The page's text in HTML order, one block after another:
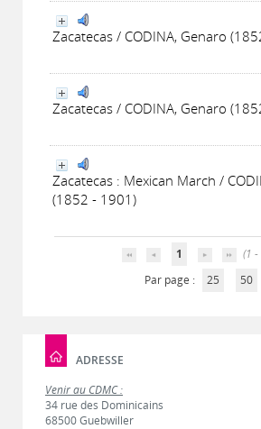
Zacatecas / CODINA, Genaro
Zacatecas / CODINA, Genaro
Zacatecas : Mexican March /
(1852 - 1901)
1
(1
Par page :
25 50
ADRESSE
Venir au CDMC :
34 rue des Dominicains
68500 Guebwiller